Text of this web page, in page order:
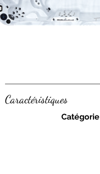
Caractéristiques
Catégorie